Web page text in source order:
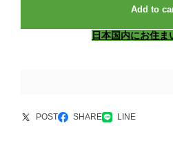
Add to
日本国内にお住ま
POST SHARE LINE